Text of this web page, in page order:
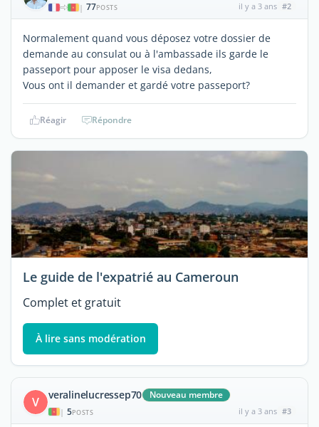
| 77POSTS il y a 3 ans #2
Normalement quand vous déposez votre dossier de
demande au consulat ou à l'ambassade ils garde le
passeport pour apposer le visa dedans,
Vous ont il demander et gardé votre passeport?
Réagir Répondre
Le guide de l'expatrié au Cameroun
Complet et gratuit
À lire sans modération
V veralinelucressep70 Nouveau membre
| 5POSTS il y a 3 ans #3